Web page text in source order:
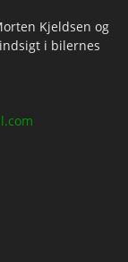
Kjeldsen og
i bilernes